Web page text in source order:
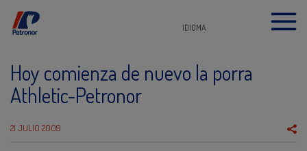
IDIOMA
Hoy comienza de nuevo la porra
Athletic-Petronor
21 JULIO 2009